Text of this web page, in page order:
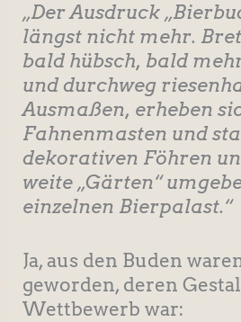
„Der Ausdruck
längst nicht mehr.
bald hübsch, bald
und durchweg
Ausmaßen, erheben
Fahnenmasten und
dekorativen Föhren
weite „Gärten“
einzelnen Bierpalast.“
Ja, aus den Buden
geworden, deren
Wettbewerb war: